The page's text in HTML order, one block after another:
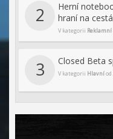
2
Herní
hraní na
V kategorii
3 Closed Beta
V kategorii Hlavníod